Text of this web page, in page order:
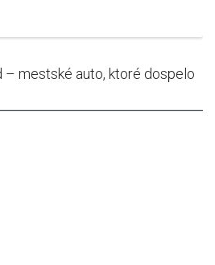
– mestské auto, ktoré dospelo